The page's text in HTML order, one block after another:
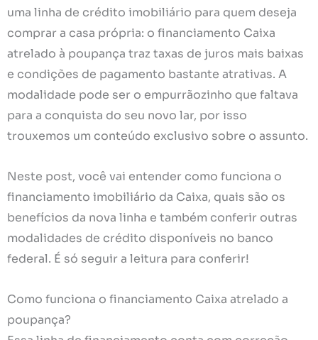
uma linha de crédito imobiliário para quem deseja
comprar a casa própria: o financiamento Caixa
atrelado à poupança traz taxas de juros mais baixas
e condições de pagamento bastante atrativas. A
modalidade pode ser o empurrãozinho que faltava
para a conquista do seu novo lar, por isso
trouxemos um conteúdo exclusivo sobre o assunto.
Neste post, você vai entender como funciona o
financiamento imobiliário da Caixa, quais são os
benefícios da nova linha e também conferir outras
modalidades de crédito disponíveis no banco
federal. É só seguir a leitura para conferir!
Como funciona o financiamento Caixa atrelado a
poupança?